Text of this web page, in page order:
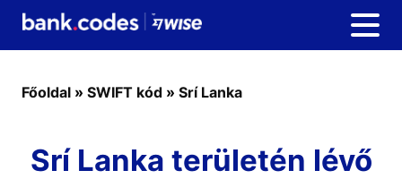
Főoldal » SWIFT kód » Srí Lanka
Srí Lanka területén lévő